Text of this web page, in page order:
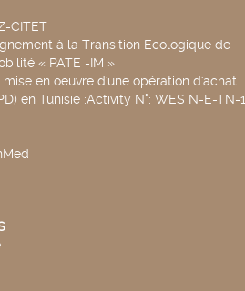
CITET
à la Transition Ecologique de
« PATE -IM »
en oeuvre d'une opération d'achat
en Tunisie :Activity N°: WES N-E-TN-1